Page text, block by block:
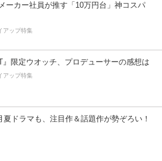
ーカー社員が推す「10万円台」神コスパ
アップ特集
』限定ウオッチ、プロデューサーの感想は
アップ特集
夏ドラマも、注目作＆話題作が勢ぞろい！